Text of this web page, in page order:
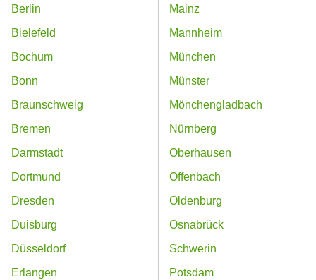
Berlin
Bielefeld
Bochum
Bonn
Braunschweig
Bremen
Darmstadt
Dortmund
Dresden
Duisburg
Düsseldorf
Erlangen
Mainz
Mannheim
München
Münster
Mönchengladbach
Nürnberg
Oberhausen
Offenbach
Oldenburg
Osnabrück
Schwerin
Potsdam